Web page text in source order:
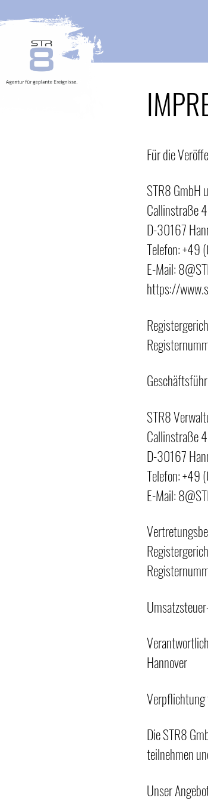
Inhalt
springen
Für die
STR8 GmbH
Callinstraße
D-30167
Telefon:
E-Mail:
https://
STR8
Callinstraße
D-30167
Telefon:+49
E-Mail:
Hannover
Verpflichtung
Die STR8
teilnehmen
Unser